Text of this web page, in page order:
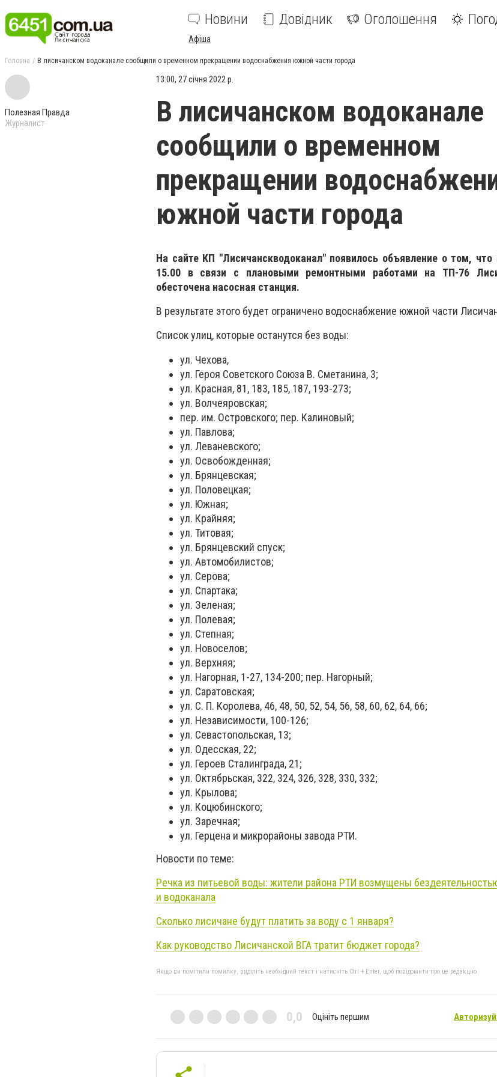
Новини Довідник Оголошення
Афіша
Головна В лисичанском водоканале сообщили о временном прекращении водоснабжения южной части города
Полезная Правда
Журналист
13:00, 27 січня 2022 р.
В лисичанском водоканале
сообщили о временном
прекращении
южной части города
На сайте КП "Лисичанскводоканал" появилось объявление о том,
15.00 в связи с плановыми ремонтными работами на ТП-76
обесточена насосная станция.
В результате этого будет ограничено водоснабжение южной части
Список улиц, которые останутся без воды:
ул. Чехова,
ул. Героя Советского Союза В. Сметанина, 3;
ул. Красная, 81, 183, 185, 187, 193-273;
ул. Волчеяровская;
пер. им. Островского; пер. Калиновый;
ул. Павлова;
ул. Леваневского;
ул. Освобожденная;
ул. Брянцевская;
ул. Половецкая;
ул. Южная;
ул. Крайняя;
ул. Титовая;
ул. Брянцевский спуск;
ул. Автомобилистов;
ул. Серова;
ул. Спартака;
ул. Зеленая;
ул. Полевая;
ул. Степная;
ул. Новоселов;
ул. Верхняя;
ул. Нагорная, 1-27, 134-200; пер. Нагорный;
ул. Саратовская;
ул. С. П. Королева, 46, 48, 50, 52, 54, 56, 58, 60, 62, 64, 66;
ул. Независимости, 100-126;
ул. Севастопольская, 13;
ул. Одесская, 22;
ул. Героев Сталинграда, 21;
ул. Октябрьская, 322, 324, 326, 328, 330, 332;
ул. Крылова;
ул. Коцюбинского;
ул. Заречная;
ул. Герцена и микрорайоны завода РТИ.
Новости по теме:
Речка из питьевой воды: жители района РТИ возмущены
и водоканала
Сколько лисичане будут платить за воду с 1 января?
Как руководство Лисичанской ВГА тратит бюджет города?
Якщо ви помітили помилку, виділіть необхідний текст і натисніть Ctrl + Enter, щоб повідомити про це редакцію
0,0 Оцініть першим